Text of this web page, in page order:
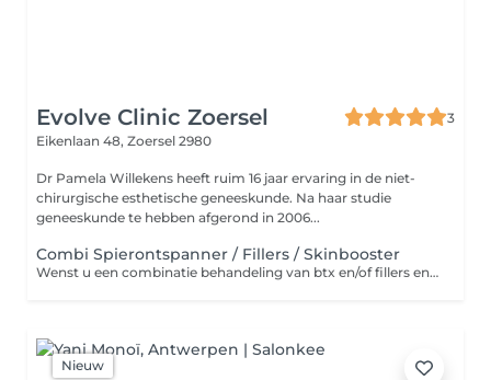
Evolve Clinic Zoersel
3
Eikenlaan 48, Zoersel 2980
Dr Pamela Willekens heeft ruim 16 jaar ervaring in de niet-
chirurgische esthetische geneeskunde. Na haar studie
geneeskunde te hebben afgerond in 2006...
Combi Spierontspanner / Fillers / Skinbooster
Wenst u een combinatie behandeling van btx en/of fillers en/of skinboosters? Kies dan deze behandeling.
Nieuw